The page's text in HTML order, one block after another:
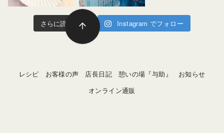
さらに読み込む Instagram でフォロー
レシピ お客様の声 店長日記 憩いの場『与助』
お知らせ
オンライン通販